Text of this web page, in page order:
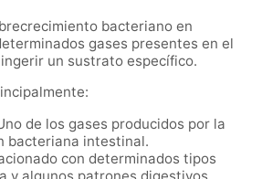
bacteriano en
gases presentes en el
un sustrato específico.
de los gases producidos por la
bacteriana intestinal.
con determinados tipos